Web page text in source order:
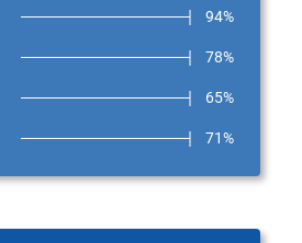
94%
78%
65%
71%